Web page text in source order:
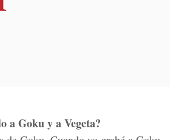
a Goku y a Vegeta?